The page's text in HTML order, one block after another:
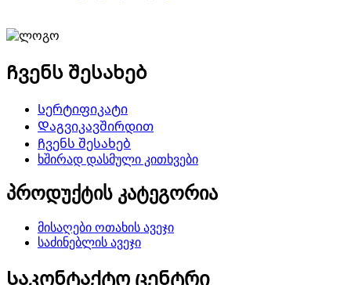
Ჩვენს შესახებ
Სერტიფიკატი
Დაგვიკავშირდით
Ჩვენს შესახებ
ხშირად დასმული კითხვები
პროდუქტის კატეგორია
მისაღები ოთახის ავეჯი
საძინებლის ავეჯი
Საკონტაქტო ცენტრი